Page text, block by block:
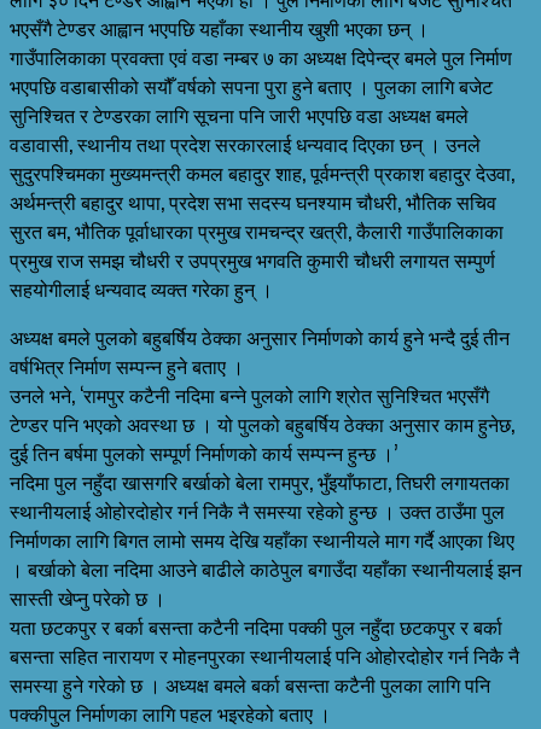
भएसँगै टेण्डर आह्वान भएपछि यहाँका स्थानीय खुशी भएका छन् ।
गाउँपालिकाका प्रवक्ता एवं वडा नम्बर ७ का अध्यक्ष दिपेन्द्र बमले पुल निर्माण
भएपछि वडाबासीको सयौँ वर्षको सपना पुरा हुने बताए । पुलका लागि बजेट
सुनिश्चित र टेण्डरका लागि सूचना पनि जारी भएपछि वडा अध्यक्ष बमले
वडावासी, स्थानीय तथा प्रदेश सरकारलाई धन्यवाद दिएका छन् । उनले
सुदुरपश्चिमका मुख्यमन्त्री कमल बहादुर शाह, पूर्वमन्त्री प्रकाश बहादुर देउवा,
अर्थमन्त्री बहादुर थापा, प्रदेश सभा सदस्य घनश्याम चौधरी, भौतिक सचिव
सुरत बम, भौतिक पूर्वाधारका प्रमुख रामचन्द्र खत्री, कैलारी गाउँपालिकाका
प्रमुख राज समझ चौधरी र उपप्रमुख भगवति कुमारी चौधरी लगायत सम्पुर्ण
सहयोगीलाई धन्यवाद व्यक्त गरेका हुन् ।
अध्यक्ष बमले पुलको बहुबर्षिय ठेक्का अनुसार निर्माणको कार्य हुने भन्दै दुई तीन
वर्षभित्र निर्माण सम्पन्न हुने बताए ।
उनले भने, ‘रामपुर कटैनी नदिमा बन्ने पुलको लागि श्रोत सुनिश्चित भएसँगै
टेण्डर पनि भएको अवस्था छ । यो पुलको बहुबर्षिय ठेक्का अनुसार काम हुनेछ,
दुई तिन बर्षमा पुलको सम्पूर्ण निर्माणको कार्य सम्पन्न हुन्छ ।’
नदिमा पुल नहुँदा खासगरि बर्खाको बेला रामपुर, भुँइयाँफाटा, तिघरी लगायतका
स्थानीयलाई ओहोरदोहोर गर्न निकै नै समस्या रहेको हुन्छ । उक्त ठाउँमा पुल
निर्माणका लागि बिगत लामो समय देखि यहाँका स्थानीयले माग गर्दै आएका थिए
। बर्खाको बेला नदिमा आउने बाढीले काठेपुल बगाउँदा यहाँका स्थानीयलाई झन
सास्ती खेप्नु परेको छ ।
यता छटकपुर र बर्का बसन्ता कटैनी नदिमा पक्की पुल नहुँदा छटकपुर र बर्का
बसन्ता सहित नारायण र मोहनपुरका स्थानीयलाई पनि ओहोरदोहोर गर्न निकै नै
समस्या हुने गरेको छ । अध्यक्ष बमले बर्का बसन्ता कटैनी पुलका लागि पनि
पक्कीपुल निर्माणका लागि पहल भइरहेको बताए ।